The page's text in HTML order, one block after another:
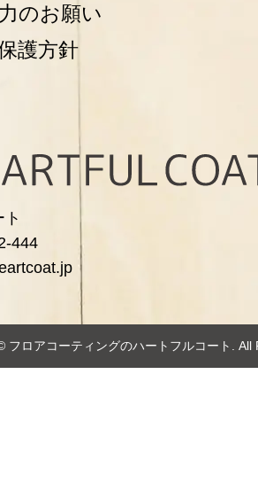
のお願い
護方針
444
フロアコーティングのハートフルコート . All